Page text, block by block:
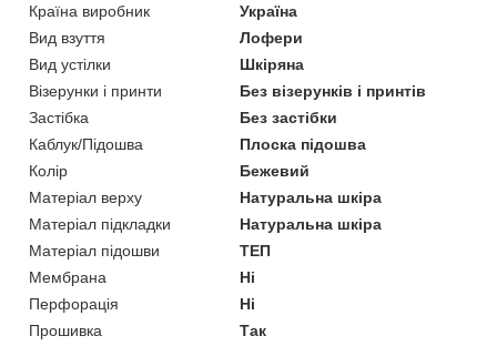
Країна виробник
Україна
Вид взуття
Лофери
Вид устілки
Шкіряна
Візерунки і принти
Без візерунків і принтів
Застібка
Без застібки
Каблук/Підошва
Плоска підошва
Колір
Бежевий
Матеріал верху
Натуральна шкіра
Матеріал підкладки
Натуральна шкіра
Матеріал підошви
ТЕП
Мембрана
Ні
Перфорація
Ні
Прошивка
Так